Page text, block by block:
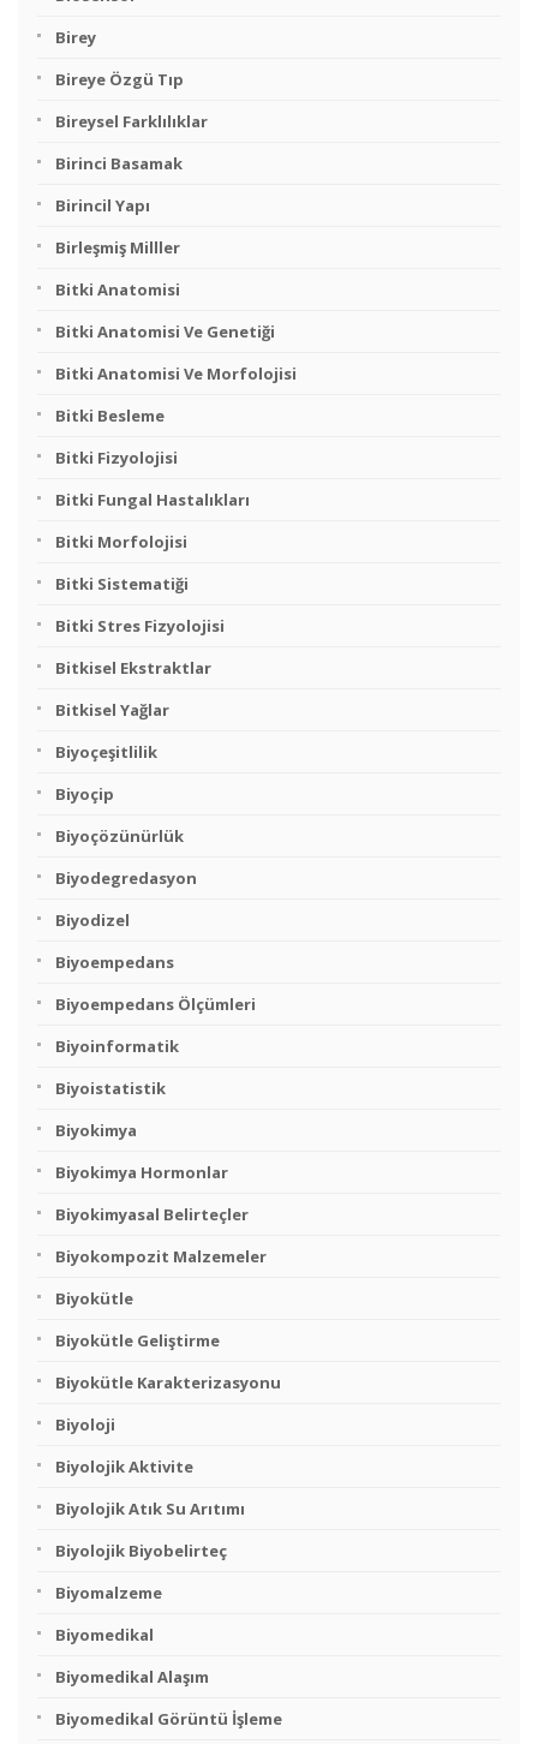
Birey
Bireye Özgü Tıp
Bireysel Farklılıklar
Birinci Basamak
Birincil Yapı
Birleşmiş Milller
Bitki Anatomisi
Bitki Anatomisi Ve Genetiği
Bitki Anatomisi Ve Morfolojisi
Bitki Besleme
Bitki Fizyolojisi
Bitki Fungal Hastalıkları
Bitki Morfolojisi
Bitki Sistematiği
Bitki Stres Fizyolojisi
Bitkisel Ekstraktlar
Bitkisel Yağlar
Biyoçeşitlilik
Biyoçip
Biyoçözünürlük
Biyodegredasyon
Biyodizel
Biyoempedans
Biyoempedans Ölçümleri
Biyoinformatik
Biyoistatistik
Biyokimya
Biyokimya Hormonlar
Biyokimyasal Belirteçler
Biyokompozit Malzemeler
Biyokütle
Biyokütle Geliştirme
Biyokütle Karakterizasyonu
Biyoloji
Biyolojik Aktivite
Biyolojik Atık Su Arıtımı
Biyolojik Biyobelirteç
Biyomalzeme
Biyomedikal
Biyomedikal Alaşım
Biyomedikal Görüntü İşleme